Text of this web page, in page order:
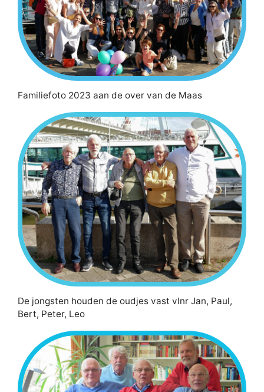
Familiefoto 2023 aan de over van de Maas
De jongsten houden de oudjes vast vlnr Jan, Paul,
Bert, Peter, Leo